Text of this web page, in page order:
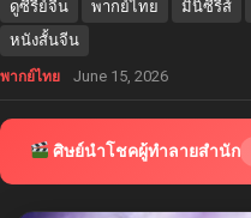
ดูซีรี่ย์จีน
พากย์ไทย มินิซีรีส์
หนังสั้นจีน
พากย์ไทย June 15, 2026
ศิษย์นำโชคผู้ทำลายสำนัก